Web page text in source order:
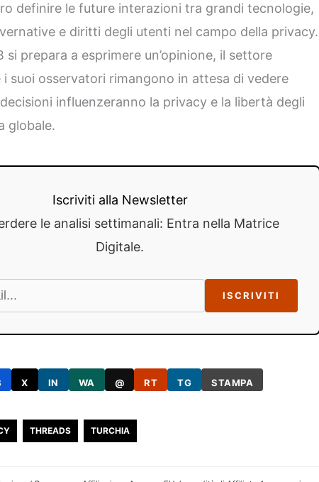
definire le future interazioni tra grandi tecnologie,
e diritti degli utenti nel campo della privacy.
si prepara a esprimere un’opinione, il settore
suoi osservatori rimangono in attesa di vedere
influenzeranno la privacy e la libertà degli
globale.
Iscriviti alla Newsletter
le analisi settimanali: Entra nella Matrice
Digitale.
ISCRIVITI
X IN WA @ RT TG STAMPA
THREADS TURCHIA